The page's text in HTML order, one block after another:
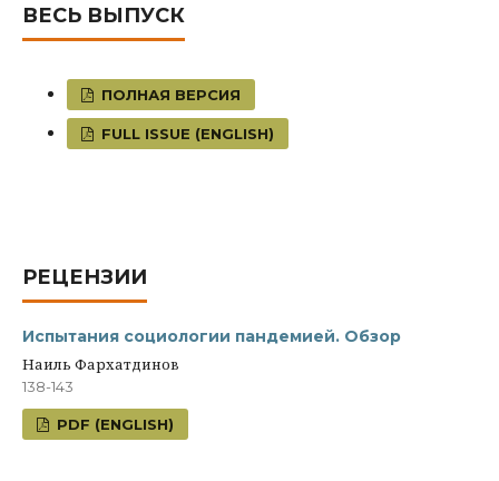
ВЕСЬ ВЫПУСК
ПОЛНАЯ ВЕРСИЯ
FULL ISSUE (ENGLISH)
РЕЦЕНЗИИ
Испытания социологии пандемией. Обзор
Наиль Фархатдинов
138-143
PDF (ENGLISH)